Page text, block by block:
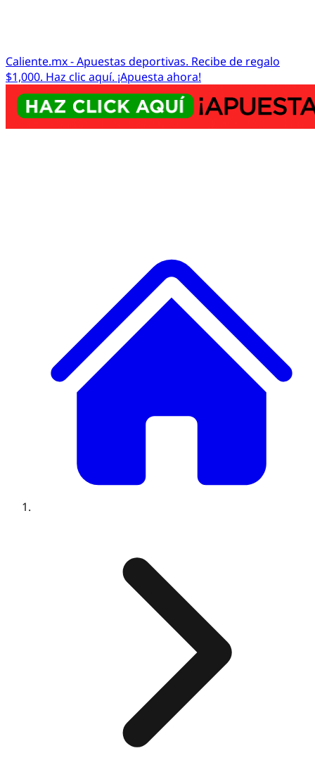
Caliente.mx - Apuestas deportivas. Recibe de regalo
$1,000. Haz clic aquí. ¡Apuesta ahora!